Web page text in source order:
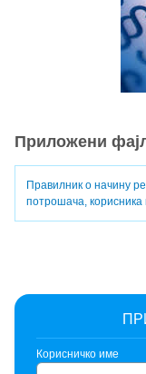
Приложени
Правилник о начину
потрошача, корисника
Корисничко име